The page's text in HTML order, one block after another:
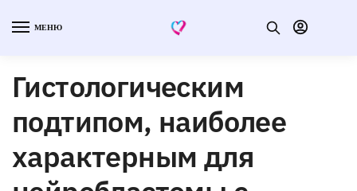
МЕНЮ
Гистологическим
подтипом, наиболее
характерным для